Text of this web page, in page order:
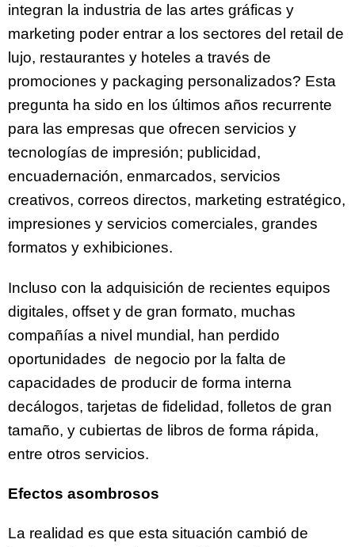
integran la industria de las artes gráficas y
marketing poder entrar a los sectores del retail de
lujo, restaurantes y hoteles a través de
promociones y packaging personalizados? Esta
pregunta ha sido en los últimos años recurrente
para las empresas que ofrecen servicios y
tecnologías de impresión; publicidad,
encuadernación, enmarcados, servicios
creativos, correos directos, marketing estratégico,
impresiones y servicios comerciales, grandes
formatos y exhibiciones.
Incluso con la adquisición de recientes equipos
digitales, offset y de gran formato, muchas
compañías a nivel mundial, han perdido
oportunidades de negocio por la falta de
capacidades de producir de forma interna
decálogos, tarjetas de fidelidad, folletos de gran
tamaño, y cubiertas de libros de forma rápida,
entre otros servicios.
Efectos asombrosos
La realidad es que esta situación cambió de